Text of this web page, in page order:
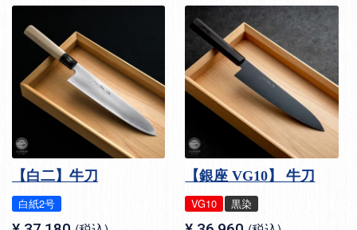
【白二】牛刀
白紙2号
【銀座 VG10】 牛刀
VG10 黒染